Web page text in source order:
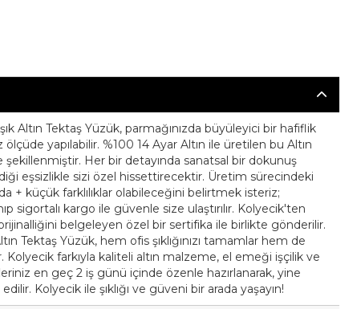
Altın Tektaş Yüzük, parmağınızda büyüleyici bir hafiflik
yapılabilir. %100 14 Ayar Altın ile üretilen bu Altın
şekillenmiştir. Her bir detayında sanatsal bir dokunuş
eşsizlikle sizi özel hissettirecektir. Üretim sürecindeki
+ küçük farklılıklar olabileceğini belirtmek isteriz;
sigortalı kargo ile güvenle size ulaştırılır. Kolyecik'ten
belgeleyen özel bir sertifika ile birlikte gönderilir.
Tektaş Yüzük, hem ofis şıklığınızı tamamlar hem de
Kolyecik farkıyla kaliteli altın malzeme, el emeği işçilik ve
en geç 2 iş günü içinde özenle hazırlanarak, yine
Kolyecik ile şıklığı ve güveni bir arada yaşayın!